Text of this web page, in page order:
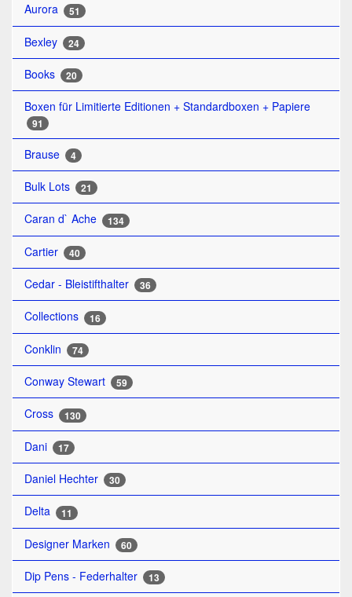
Aurora 51
Bexley 24
Books 20
Boxen für Limitierte Editionen + Standardboxen + Papiere
91
Brause 4
Bulk Lots 21
Caran d` Ache 134
Cartier 40
Cedar - Bleistifthalter 36
Collections 16
Conklin 74
Conway Stewart 59
Cross 130
Dani 17
Daniel Hechter 30
Delta 11
Designer Marken 60
Dip Pens - Federhalter 13